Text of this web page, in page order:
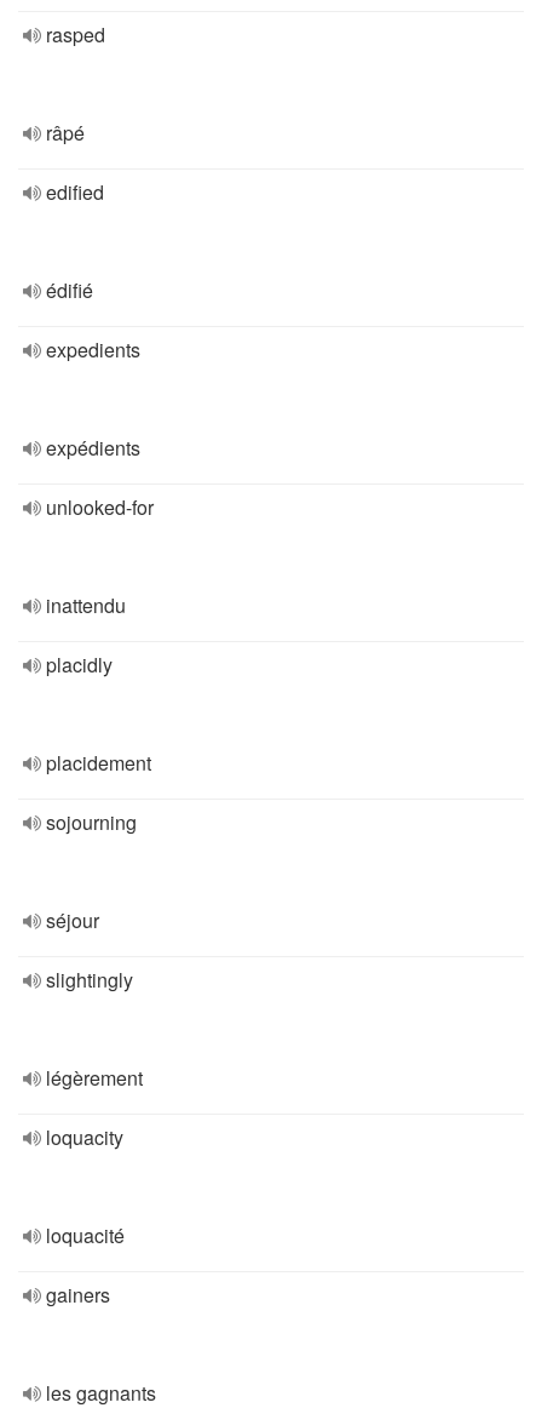
rasped
râpé
edified
édifié
expedients
expédients
unlooked-for
inattendu
placidly
placidement
sojourning
séjour
slightingly
légèrement
loquacity
loquacité
gainers
les gagnants